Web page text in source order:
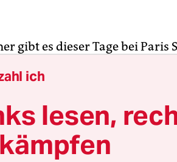
gibt es dieser Tage bei Paris
er entgegen
Achtelfinalhinspiel gegen den
damit wirklich alles gut
der
Wiederauflage des Finals
2021 (Sieger PSG) vereint der
ich
lesen,